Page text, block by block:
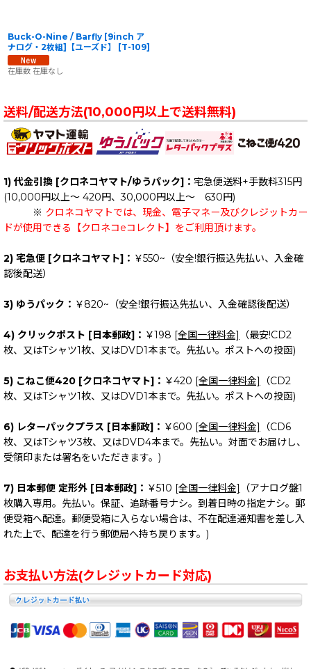
Buck-O-Nine / Barfly [9inch ア
ナログ・2枚組]【ユーズド】
[T-109]
在庫数 在庫なし
送料/配送方法(10,000円以上で送料無料)
1) 代金引換 [クロネコヤマト/ゆうパック]： 宅急便送料+手数料315円
(10,000円以上～ 420円、30,000円以上～ 630円)
※ クロネコヤマトでは、現金、電子マネー及びクレジットカー
ドが使用できる【クロネコeコレクト】をご利用頂けます。
2) 宅急便 [クロネコヤマト]： ￥550~（安全!銀行振込先払い、入金確
認後配送）
3) ゆうパック： ￥820~（安全!銀行振込先払い、入金確認後配送）
4) クリックポスト [日本郵政]： ￥198 [全国一律料金]
（最安!CD2
枚、又はTシャツ1枚、又はDVD1本まで。先払い。ポストへの投函)
5) こねこ便420 [クロネコヤマト]： ￥420 [全国一律料金]
（CD2
枚、又はTシャツ1枚、又はDVD1本まで。先払い。ポストへの投函)
6) レターパックプラス [日本郵政]： ￥600 [全国一律料金]
（CD6
枚、又はTシャツ3枚、又はDVD4本まで。先払い。対面でお届けし、
受領印または署名をいただきます。)
7) 日本郵便 定形外 [日本郵政]： ￥510 [全国一律料金]
（アナログ盤1
枚購入専用。先払い。保証、追跡番号ナシ。到着日時の指定ナシ。郵
便受箱へ配達。郵便受箱に入らない場合は、不在配達通知書を差し入
れた上で、配達を行う郵便局へ持ち戻ります。)
お支払い方法(クレジットカード対応)